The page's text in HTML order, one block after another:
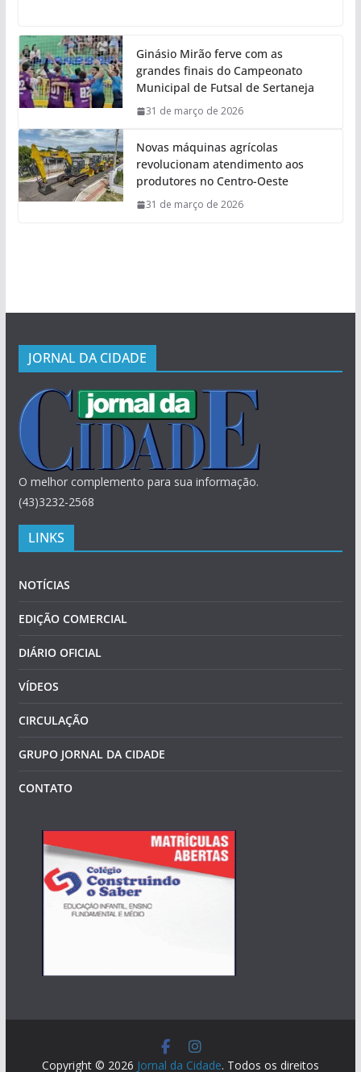
Ginásio Mirão ferve com as
grandes finais do Campeonato
Municipal de Futsal de Sertaneja
31 de março de 2026
Novas máquinas agrícolas
revolucionam atendimento aos
produtores no Centro-Oeste
31 de março de 2026
JORNAL DA CIDADE
O melhor complemento para sua informação.
(43)3232-2568
LINKS
NOTÍCIAS
EDIÇÃO COMERCIAL
DIÁRIO OFICIAL
VÍDEOS
CIRCULAÇÃO
GRUPO JORNAL DA CIDADE
CONTATO
Copyright © 2026 Jornal da Cidade. Todos os direitos